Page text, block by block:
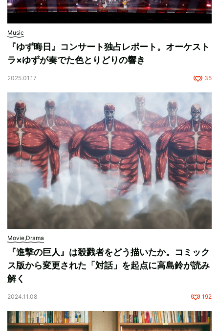
Music
『ゆず晦日』コンサート独占レポート。オーケスト
ラ×ゆずが奏でた色とりどりの響き
2025.01.17 35
Movie,Drama
『進撃の巨人』は殺戮者をどう描いたか。コミック
ス版から変更された「対話」を起点に高島鈴が読み
解く
2024.11.08 192